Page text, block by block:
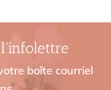
boîte courriel